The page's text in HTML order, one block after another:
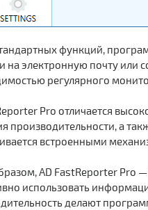
функций,
на электронную почту
регулярного
Pro отличается
производительности, а
встроенными
AD FastReporter Pro
использовать
делают